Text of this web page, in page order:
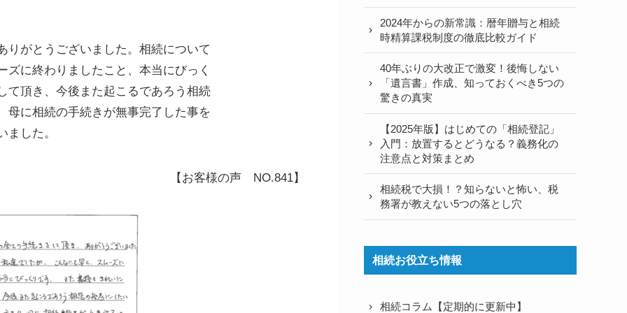
りがとうございました。相続について
に終わりましたこと、本当にびっく
て頂き、今後また起こるであろう相続
母に相続の手続きが無事完了した事を
した。
【お客様の声 NO.841】
2024年からの新常識：暦年贈与と相続
時精算課税制度の徹底比較ガイド
40年ぶりの大改正で激変！後悔しない
「遺言書」作成、知っておくべき5つの
驚きの真実
【2025年版】はじめての「相続登記」
入門：放置するとどうなる？義務化の
注意点と対策まとめ
相続税で大損！？知らないと怖い、税
務署が教えない5つの落とし穴
相続お役立ち情報
相続コラム【定期的に更新中】